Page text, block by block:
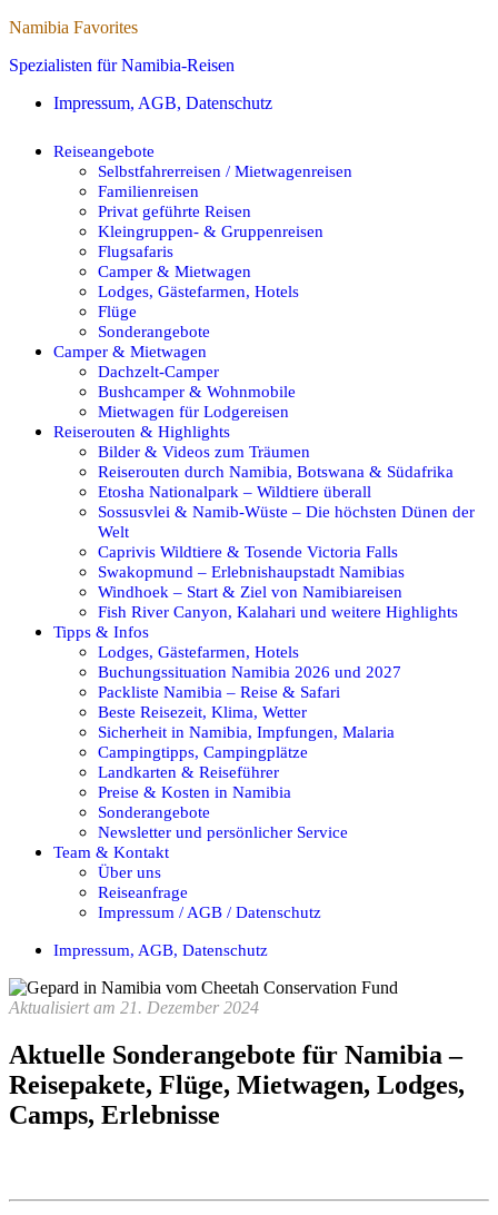
Namibia Favorites
Spezialisten für Namibia-Reisen
Impressum, AGB, Datenschutz
Reiseangebote
Selbstfahrerreisen / Mietwagenreisen
Familienreisen
Privat geführte Reisen
Kleingruppen- & Gruppenreisen
Flugsafaris
Camper & Mietwagen
Lodges, Gästefarmen, Hotels
Flüge
Sonderangebote
Camper & Mietwagen
Dachzelt-Camper
Bushcamper & Wohnmobile
Mietwagen für Lodgereisen
Reiserouten & Highlights
Bilder & Videos zum Träumen
Reiserouten durch Namibia, Botswana & Südafrika
Etosha Nationalpark – Wildtiere überall
Sossusvlei & Namib-Wüste – Die höchsten Dünen der
Welt
Caprivis Wildtiere & Tosende Victoria Falls
Swakopmund – Erlebnishaupstadt Namibias
Windhoek – Start & Ziel von Namibiareisen
Fish River Canyon, Kalahari und weitere Highlights
Tipps & Infos
Lodges, Gästefarmen, Hotels
Buchungssituation Namibia 2026 und 2027
Packliste Namibia – Reise & Safari
Beste Reisezeit, Klima, Wetter
Sicherheit in Namibia, Impfungen, Malaria
Campingtipps, Campingplätze
Landkarten & Reiseführer
Preise & Kosten in Namibia
Sonderangebote
Newsletter und persönlicher Service
Team & Kontakt
Über uns
Reiseanfrage
Impressum / AGB / Datenschutz
Impressum, AGB, Datenschutz
Aktualisiert am 21. Dezember 2024
Aktuelle Sonderangebote für Namibia –
Reisepakete, Flüge, Mietwagen, Lodges,
Camps, Erlebnisse